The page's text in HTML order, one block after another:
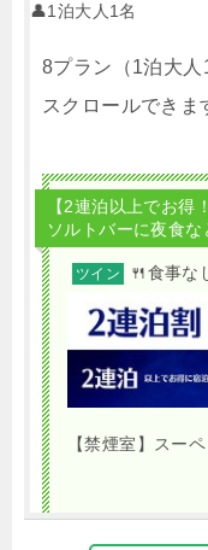
👤1泊大人1名
8プラン（1泊大
スクロールできま
【2連泊以上でお得
ソルトバーに夜食
ツイン 🍴食事な
【禁煙室】スー